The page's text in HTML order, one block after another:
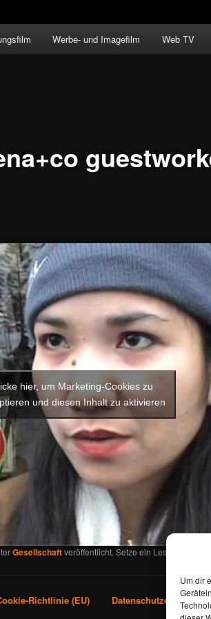
Um dir
Werbe- und Imagefilm Web TV
hier, um Marketing-Cookies zu
und diesen Inhalt zu aktivieren
Gesellschaftveröffentlicht. Setze ein Lesezeichen
Richtlinie (EU) Datenschutzerklärung